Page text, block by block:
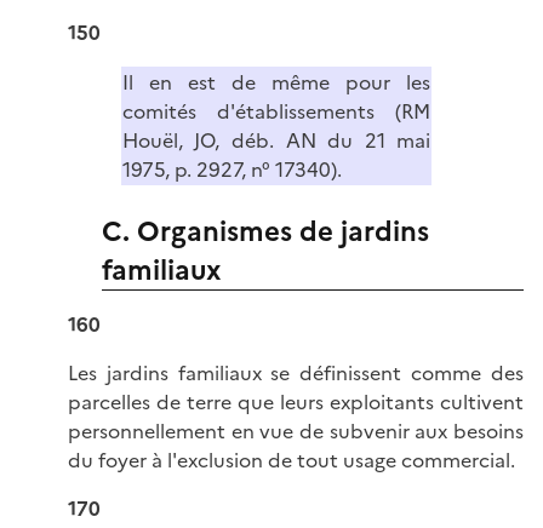
150
Il en est de même pour les
comités d'établissements (RM
Houël, JO, déb. AN du 21 mai
1975, p. 2927, n° 17340).
C. Organismes de jardins
familiaux
160
Les jardins familiaux se définissent comme des
parcelles de terre que leurs exploitants cultivent
personnellement en vue de subvenir aux besoins
du foyer à l'exclusion de tout usage commercial.
170